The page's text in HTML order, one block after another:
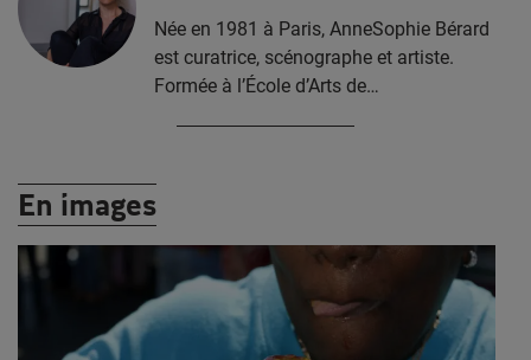
Née en 1981 à Paris, AnneSophie Bérard
est curatrice, scénographe et artiste.
Formée à l’École d’Arts de…
En images